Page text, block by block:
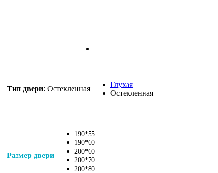
Тип двери: Остекленная
Глухая
Остекленная
Размер двери
190*55
190*60
200*60
200*70
200*80